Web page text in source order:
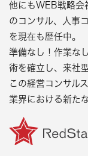
他にもWEB戦略会
のコンサル、人事
を現在も歴任中。
準備なし！作業な
術を確立し、来社
この経営コンサル
業界における新た